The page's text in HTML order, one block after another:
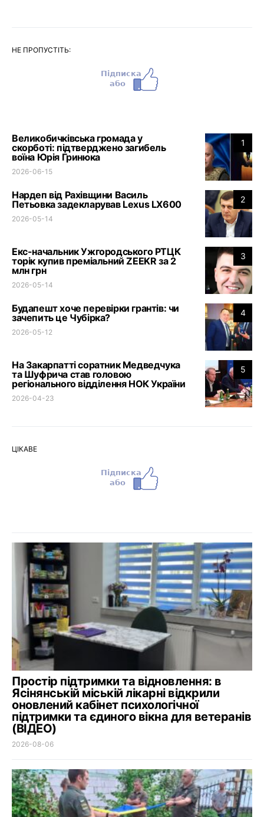
НЕ ПРОПУСТІТЬ:
1
Великобичківська громада у
скорботі: підтверджено загибель
воїна Юрія Гринюка
2026-06-15
2
Нардеп від Рахівщини Василь
Петьовка задекларував Lexus LX600
2026-05-14
3
Екс-начальник Ужгородського РТЦК
торік купив преміальний ZEEKR за 2
млн грн
2026-05-14
4
Будапешт хоче перевірки грантів: чи
зачепить це Чубірка?
2026-05-12
5
На Закарпатті соратник Медведчука
та Шуфрича став головою
регіонального відділення НОК України
2026-04-23
ЦІКАВЕ
Простір підтримки та відновлення: в
Ясінянській міській лікарні відкрили
оновлений кабінет психологічної
підтримки та єдиного вікна для ветеранів
(ВІДЕО)
2026-08-06